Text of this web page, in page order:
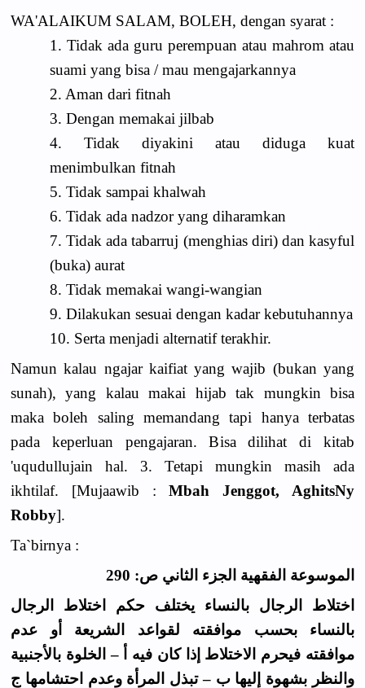
WA'ALAIKUM SALAM, BOLEH, dengan syarat :
1. Tidak ada guru perempuan atau mahrom atau
suami yang bisa / mau mengajarkannya
2. Aman dari fitnah
3. Dengan memakai jilbab
4. Tidak diyakini atau diduga kuat
menimbulkan fitnah
5. Tidak sampai khalwah
6. Tidak ada nadzor yang diharamkan
7. Tidak ada tabarruj (menghias diri) dan kasyful
(buka) aurat
8. Tidak memakai wangi-wangian
9. Dilakukan sesuai dengan kadar kebutuhannya
10. Serta menjadi alternatif terakhir.
Namun kalau ngajar kaifiat yang wajib (bukan yang
sunah), yang kalau makai hijab tak mungkin bisa
maka boleh saling memandang tapi hanya terbatas
pada keperluan pengajaran. Bisa dilihat di kitab
'uqudullujain hal. 3. Tetapi mungkin masih ada
ikhtilaf. [Mujaawib :Mbah Jenggot, AghitsNy
Robby].
Ta`birnya :
الموسوعة الفقهية الجزء الثاني ص: 290
اختلاط الرجال بالنساء يختلف حكم اختلاط الرجال
بالنساء بحسب موافقته لقواعد الشريعة أو عدم
موافقته فيحرم الاختلاط إذا كان فيه أ – الخلوة بالأجنبية
والنظر بشهوة إليها ب – تبذل المرأة وعدم احتشامها ج